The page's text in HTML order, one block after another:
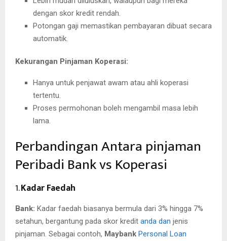
dengan skor kredit rendah.
Potongan gaji memastikan pembayaran dibuat secara
automatik.
Kekurangan Pinjaman Koperasi:
Hanya untuk penjawat awam atau ahli koperasi
tertentu.
Proses permohonan boleh mengambil masa lebih
lama.
Perbandingan Antara pinjaman
Peribadi Bank vs Koperasi
1.Kadar Faedah
Bank: Kadar faedah biasanya bermula dari 3% hingga 7%
setahun, bergantung pada skor kredit anda dan jenis
pinjaman. Sebagai contoh, Maybank Personal Loan